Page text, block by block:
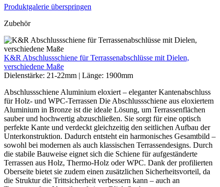
Produktgalerie überspringen
Zubehör
K&R Abschlussschiene für Terrassenabschlüsse mit Dielen,
verschiedene Maße
Dielenstärke: 21-22mm | Länge: 1900mm
Abschlussschiene Aluminium eloxiert – eleganter Kantenabschluss
für Holz- und WPC-Terrassen Die Abschlussschiene aus eloxiertem
Aluminium in Bronze ist die ideale Lösung, um Terrassenflächen
sauber und hochwertig abzuschließen. Sie sorgt für eine optisch
perfekte Kante und verdeckt gleichzeitig den seitlichen Aufbau der
Unterkonstruktion. Dadurch entsteht ein harmonisches Gesamtbild –
sowohl bei modernen als auch klassischen Terrassendesigns. Durch
die stabile Bauweise eignet sich die Schiene für aufgeständerte
Terrassen aus Holz, Thermo-Holz oder WPC. Dank der profilierten
Oberseite bietet sie zudem einen zusätzlichen Sicherheitsvorteil, da
die Struktur die Trittsicherheit verbessern kann – auch an